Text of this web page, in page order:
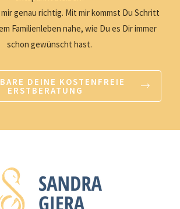
genau richtig. Mit mir kommst Du Schritt
Familienleben nahe, wie Du es Dir immer
schon gewünscht hast.
DEINE KOSTENFREIE
ERSTBERATUNG